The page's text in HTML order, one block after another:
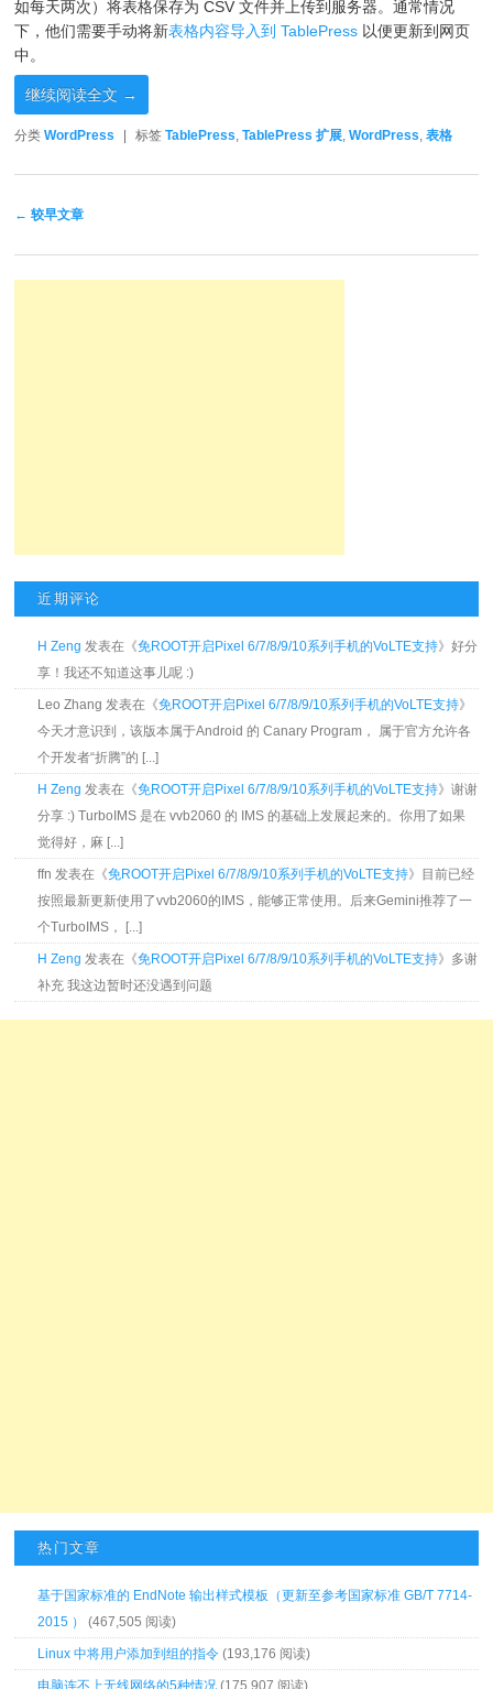
如每天两次）将表格保存为 CSV 文件并上传到服务器。通常情况
下，他们需要手动将新表格内容导入到 TablePress 以便更新到网页
中。
继续阅读全文 →
分类 WordPress 标签 TablePress,TablePress 扩展,WordPress,表格
文章导航
← 较早文章
近期评论
H Zeng 发表在《免ROOT开启Pixel 6/7/8/9/10系列手机的VoLTE支持》好分
享！我还不知道这事儿呢 :)
Leo Zhang 发表在《免ROOT开启Pixel 6/7/8/9/10系列手机的VoLTE支持》
今天才意识到，该版本属于Android 的 Canary Program， 属于官方允许各
个开发者“折腾”的 [...]
H Zeng 发表在《免ROOT开启Pixel 6/7/8/9/10系列手机的VoLTE支持》谢谢
分享 :) TurboIMS 是在 vvb2060 的 IMS 的基础上发展起来的。你用了如果
觉得好，麻 [...]
ffn 发表在《免ROOT开启Pixel 6/7/8/9/10系列手机的VoLTE支持》目前已经
按照最新更新使用了vvb2060的IMS，能够正常使用。后来Gemini推荐了一
个TurboIMS， [...]
H Zeng 发表在《免ROOT开启Pixel 6/7/8/9/10系列手机的VoLTE支持》多谢
补充 我这边暂时还没遇到问题
热门文章
基于国家标准的 EndNote 输出样式模板（更新至参考国家标准 GB/T 7714-
2015 ）
(467,505 阅读)
Linux 中将用户添加到组的指令 (193,176 阅读)